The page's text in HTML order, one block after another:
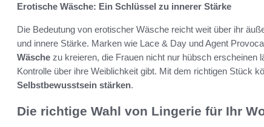
Erotische Wäsche: Ein Schlüssel zu innerer Stärke
Die Bedeutung von erotischer Wäsche reicht weit über ihr
und innere Stärke. Marken wie Lace & Day und Agent
Wäsche zu kreieren, die Frauen nicht nur hübsch erscheinen
Kontrolle über ihre Weiblichkeit gibt. Mit dem richtigen Stück
Selbstbewusstsein stärken.
Die richtige Wahl von Lingerie für Ihr